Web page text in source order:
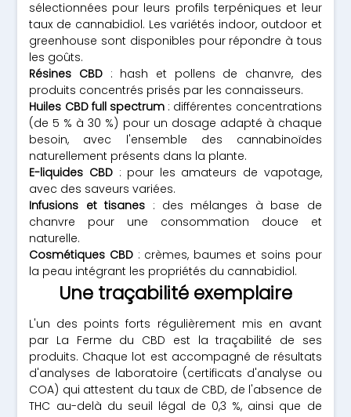
sélectionnées pour leurs profils terpéniques et leur
taux de cannabidiol. Les variétés indoor, outdoor et
greenhouse sont disponibles pour répondre à tous
les goûts.
Résines CBD : hash et pollens de chanvre, des
produits concentrés prisés par les connaisseurs.
Huiles CBD full spectrum : différentes concentrations
(de 5 % à 30 %) pour un dosage adapté à chaque
besoin, avec l'ensemble des cannabinoïdes
naturellement présents dans la plante.
E-liquides CBD : pour les amateurs de vapotage,
avec des saveurs variées.
Infusions et tisanes : des mélanges à base de
chanvre pour une consommation douce et
naturelle.
Cosmétiques CBD : crèmes, baumes et soins pour
la peau intégrant les propriétés du cannabidiol.
Une traçabilité exemplaire
L'un des points forts régulièrement mis en avant
par La Ferme du CBD est la traçabilité de ses
produits. Chaque lot est accompagné de résultats
d'analyses de laboratoire (certificats d'analyse ou
COA) qui attestent du taux de CBD, de l'absence de
THC au-delà du seuil légal de 0,3 %, ainsi que de